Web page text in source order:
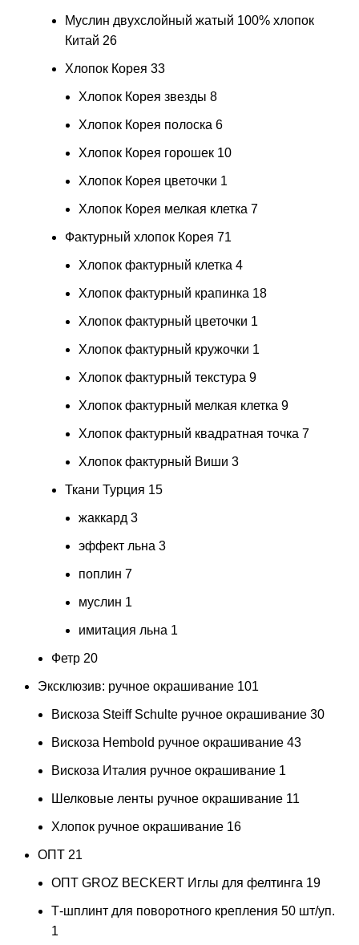
Муслин двухслойный жатый 100% хлопок
Китай 26
Хлопок Корея 33
Хлопок Корея звезды 8
Хлопок Корея полоска 6
Хлопок Корея горошек 10
Хлопок Корея цветочки 1
Хлопок Корея мелкая клетка 7
Фактурный хлопок Корея 71
Хлопок фактурный клетка 4
Хлопок фактурный крапинка 18
Хлопок фактурный цветочки 1
Хлопок фактурный кружочки 1
Хлопок фактурный текстура 9
Хлопок фактурный мелкая клетка 9
Хлопок фактурный квадратная точка 7
Хлопок фактурный Виши 3
Ткани Турция 15
жаккард 3
эффект льна 3
поплин 7
муслин 1
имитация льна 1
Фетр 20
Эксклюзив: ручное окрашивание 101
Вискоза Steiff Schulte ручное окрашивание 30
Вискоза Hembold ручное окрашивание 43
Вискоза Италия ручное окрашивание 1
Шелковые ленты ручное окрашивание 11
Хлопок ручное окрашивание 16
ОПТ 21
ОПТ GROZ BECKERT Иглы для фелтинга 19
Т-шплинт для поворотного крепления 50 шт/уп.
1